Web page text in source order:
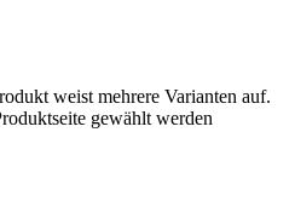
weist mehrere Varianten auf.
gewählt werden